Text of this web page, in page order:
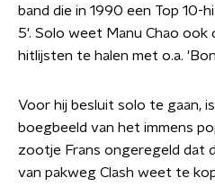
band die in 1990 een Top
5'. Solo weet Manu Chao ook
hitlijsten te halen met o.a.
Voor hij besluit solo te gaan,
boegbeeld van het immens
zootje Frans ongeregeld dat
van pakweg Clash weet te